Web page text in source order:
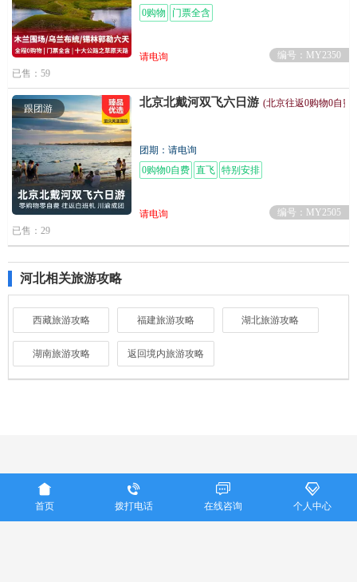
0购物
门票全含
请电询
编号：MY2350
已售：59
跟团游 北京北戴河双飞六日游 (北京往返0购物0自费)
团期：请电询
0购物0自费 直飞 特别安排
请电询
编号：MY2505
已售：29
河北相关旅游攻略
西藏旅游攻略 福建旅游攻略 湖北旅游攻略
湖南旅游攻略 返回境内旅游攻略
重庆美亚国际旅行社联系电话：023-86915016
Copyright ©
重庆美亚国际旅行社

首页

拨打电话

在线咨询

个人中心